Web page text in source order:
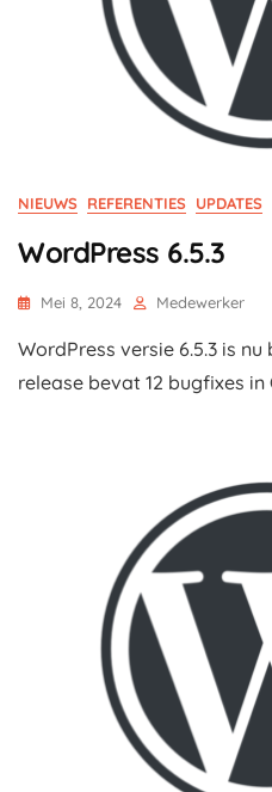
NIEUWS REFERENTIES UPDATES
WordPress 6.5.3
Mei 8, 2024 Medewerker
WordPress versie 6.5.3 is
release bevat 12 bugfixes in